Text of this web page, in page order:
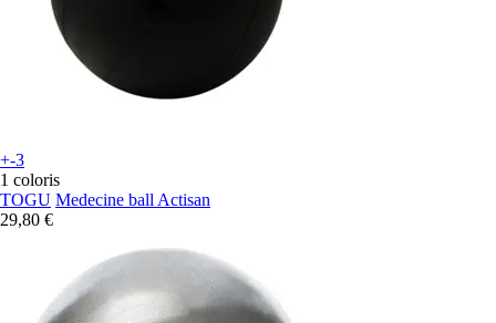
+-3
1 coloris
TOGU Medecine ball Actisan
29,80 €